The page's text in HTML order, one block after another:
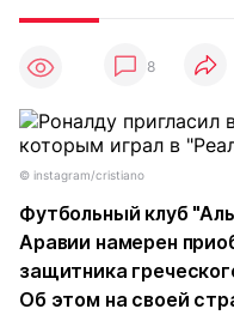
8
© instagram/cristiano
Футбольный клуб
Аравии намерен
защитника
Об этом на своей